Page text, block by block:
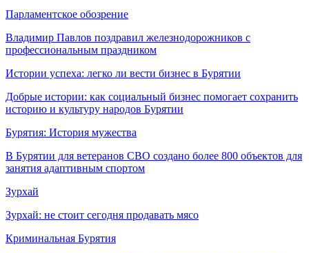
Парламентское обозрение
Владимир Павлов поздравил железнодорожников с
профессиональным праздником
Истории успеха: легко ли вести бизнес в Бурятии
Добрые истории: как социальный бизнес помогает сохранить
историю и культуру народов Бурятии
Бурятия: История мужества
В Бурятии для ветеранов СВО создано более 800 объектов для
занятия адаптивным спортом
Зурхай
Зурхай: не стоит сегодня продавать мясо
Криминальная Бурятия